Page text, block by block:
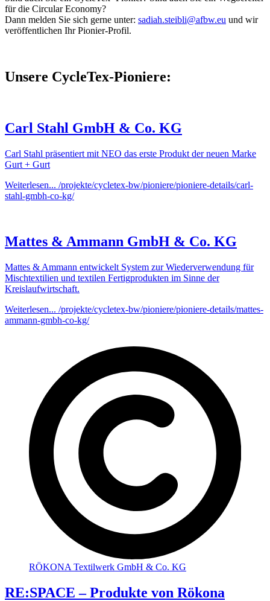
für die Circular Economy?
Dann melden Sie sich gerne unter: sadiah.steibli@afbw.eu und wir
veröffentlichen Ihr Pionier-Profil.
Unsere CycleTex-Pioniere:
Carl Stahl GmbH & Co. KG
Carl Stahl präsentiert mit NEO das erste Produkt der neuen Marke
Gurt + Gurt
Weiterlesen... /projekte/cycletex-bw/pioniere/pioniere-details/carl-
stahl-gmbh-co-kg/
Mattes & Ammann GmbH & Co. KG
Mattes & Ammann entwickelt System zur Wiederverwendung für
Mischtextilien und textilen Fertigprodukten im Sinne der
Kreislaufwirtschaft.
Weiterlesen... /projekte/cycletex-bw/pioniere/pioniere-details/mattes-
ammann-gmbh-co-kg/
RÖKONA Textilwerk GmbH & Co. KG
RE:SPACE – Produkte von Rökona